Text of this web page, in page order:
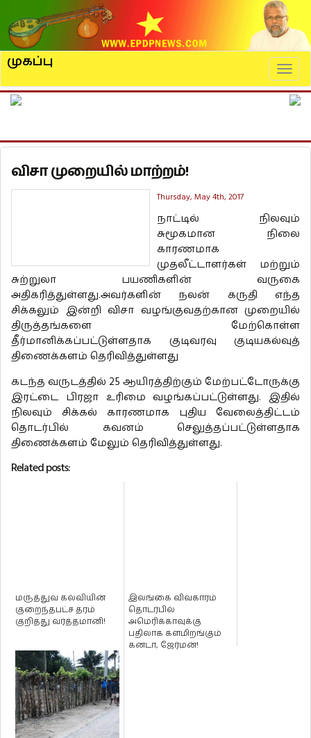
முகப்பு
விசா முறையில் மாற்றம்!
Thursday, May 4th, 2017
நாட்டில் நிலவும்
சுமூகமான நிலை
காரணமாக
முதலீட்டாளர்கள் மற்றும்
சுற்றுலா பயணிகளின் வருகை
அதிகரித்துள்ளது.அவர்களின் நலன் கருதி எந்த
சிக்கலும் இன்றி விசா வழங்குவதற்கான முறையில்
திருத்தங்களை மேற்கொள்ள
தீர்மானிக்கப்பட்டுள்ளதாக குடிவரவு குடியகல்வுத்
திணைக்களம் தெரிவித்துள்ளது
கடந்த வருடத்தில் 25 ஆயிரத்திற்கும் மேற்பட்டோருக்கு
இரட்டை பிரஜா உரிமை வழங்கப்பட்டுள்ளது. இதில்
நிலவும் சிக்கல் காரணமாக புதிய வேலைத்திட்டம்
தொடர்பில் கவனம் செலுத்தப்பட்டுள்ளதாக
திணைக்களம் மேலும் தெரிவித்துள்ளது.
Related posts:
மருத்துவ கல்வியின்
குறைந்தபட்ச தரம்
குறித்து வர்த்தமானி!
இலங்கை விவகாரம்
தொடர்பில்
அமெரிக்காவுக்கு
பதிலாக களமிறங்கும்
கனடா, ஜேர்மன்!